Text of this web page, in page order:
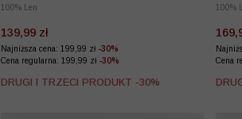
100% Len
139,99 zł
Najniższa cena: 199,99 zł -30%
Cena regularna: 199,99 zł -30%
DRUGI I TRZECI PRODUKT -30%
100%
Cena